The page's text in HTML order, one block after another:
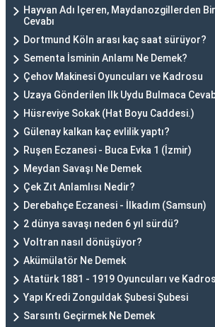
Hayvan Adı Içeren, Maydanozgillerden
Cevabı
Dortmund Köln arası kaç saat sürüyor?
Sementa İsminin Anlamı Ne Demek?
Çehov Makinesi Oyuncuları ve Kadrosu
Uzaya Gönderilen Ilk Uydu Bulmaca
Hüsreviye Sokak (Hat Boyu Caddesi.)
Gülenay kalkan kaç evlilik yaptı?
Ruşen Eczanesi - Buca Evka 1 (İzmir)
Meydan Savaşı Ne Demek
Çek Zıt Anlamlısı Nedir?
Derebahçe Eczanesi - İlkadım (Samsun)
2 dünya savaşı neden 6 yıl sürdü?
Voltran nasıl dönüşüyor?
Akümülatör Ne Demek
Atatürk 1881 - 1919 Oyuncuları ve
Yapı Kredi Zonguldak Şubesi Şubesi
Sarsıntı Geçirmek Ne Demek